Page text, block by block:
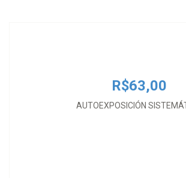
R$63,00
AUTOEXPOSICIÓN